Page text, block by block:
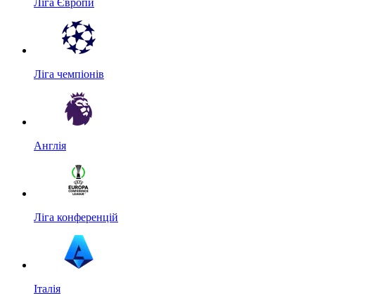
Ліга Європи
Ліга чемпіонів
Англія
Ліга конференцій
Італія